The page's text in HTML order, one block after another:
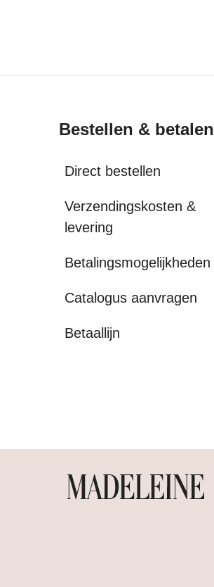
Bestellen & betalen
Direct bestellen
Verzendingskosten &
levering
Betalingsmogelijkheden
Catalogus aanvragen
Betaallijn